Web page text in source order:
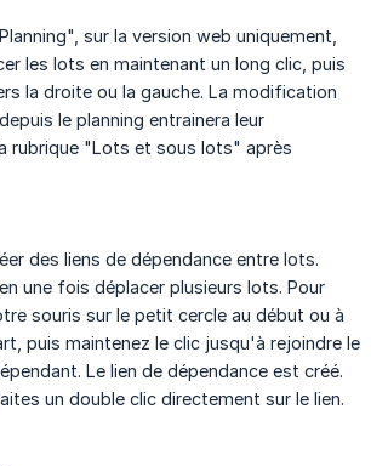
sur la version web uniquement,
les lots en maintenant un long clic, puis
la droite ou la gauche. La modification
le planning entrainera leur
rubrique "Lots et sous lots" après
des liens de dépendance entre lots.
une fois déplacer plusieurs lots. Pour
souris sur le petit cercle au début ou à
puis maintenez le clic jusqu'à rejoindre le
Le lien de dépendance est créé.
un double clic directement sur le lien.